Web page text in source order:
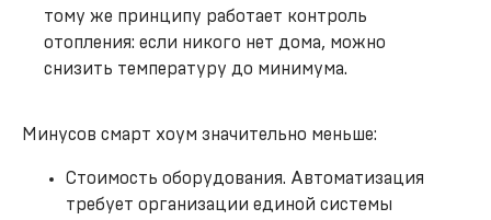
тому же принципу работает контроль
отопления: если никого нет дома, можно
снизить температуру до минимума.
Минусов смарт хоум значительно меньше:
Стоимость оборудования. Автоматизация
требует организации единой системы